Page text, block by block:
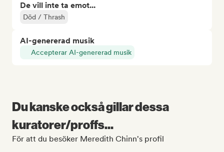
De vill inte ta emot...
Död / Thrash
AI-genererad musik
Accepterar AI-genererad musik
Du kanske också gillar dessa
kuratorer/proffs...
För att du besöker Meredith Chinn's profil